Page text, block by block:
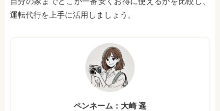
運転代行を上手に活用しましょう。
ペンネーム：大崎 遥